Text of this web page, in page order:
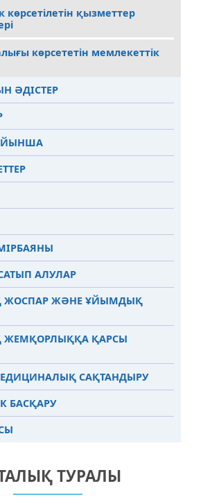
көрсетілетін қызметтер
көрсететін мемлекеттік
ӘДIСТЕР
АЛУЛАР
ЖОСПАР ЖӘНЕ ҰЙЫМДЫҚ
ЖЕМҚОРЛЫҚҚА ҚАРСЫ
САҚТАНДЫРУ
БАСҚАРУ
ТУРАЛЫ